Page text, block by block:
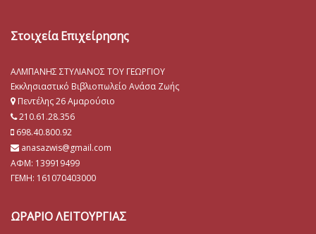
Στοιχεία Επιχείρησης
ΑΛΜΠΑΝΗΣ ΣΤΥΛΙΑΝΟΣ ΤΟΥ ΓΕΩΡΓΙΟΥ
Εκκλησιαστικό Βιβλιοπωλείο Ανάσα Ζωής
Πεντέλης 26 Αμαρούσιο
210.61.28.356
698.40.800.92
anasazwis@gmail.com
ΑΦΜ: 139919499
ΓΕΜΗ: 161070403000
ΩΡΑΡΙΟ ΛΕΙΤΟΥΡΓΙΑΣ